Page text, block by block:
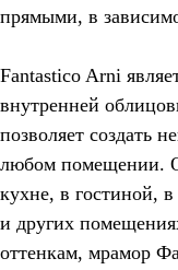
прямыми, в
Fantastico Arni
внутренней
позволяет создать
любом помещении.
кухне, в гостиной,
и других
оттенкам, мрамор